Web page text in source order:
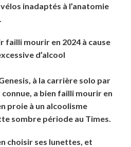
inadaptés à l’anatomie
failli mourir en 2024 à cause
d’alcool
à la carrière solo par
a bien failli mourir en
proie à un alcoolisme
sombre période au Times.
choisir ses lunettes, et